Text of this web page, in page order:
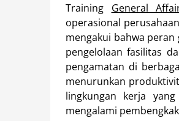
Training General
operasional
mengakui bahwa
pengelolaan fasilitas
pengamatan di
menurunkan
lingkungan kerja
mengalami